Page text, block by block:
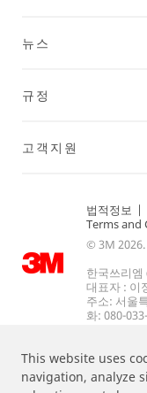
This website uses
navigation, analyze
뉴스
규정
고객지원
법적정보 |
Terms and
© 3M
한국쓰리엠
대표자 : 이
주소: 서울
화: 080-